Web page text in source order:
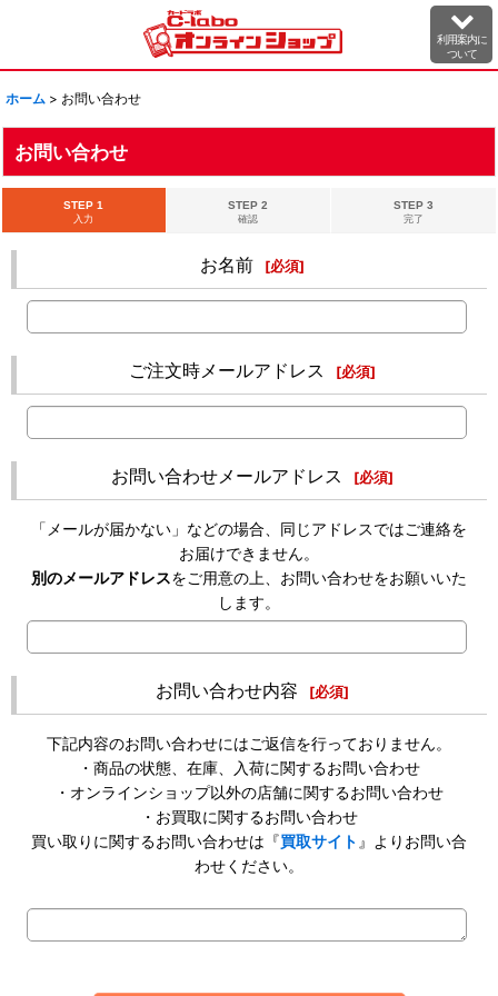
利用案内に
ついて
ホーム > お問い合わせ
お問い合わせ
STEP 1
入力
STEP 2
確認
STEP 3
完了
お名前 [必須]
ご注文時メールアドレス [必須]
お問い合わせメールアドレス [必須]
「メールが届かない」などの場合、同じアドレスではご連絡を
お届けできません。
別のメールアドレスをご用意の上、お問い合わせをお願いいた
します。
お問い合わせ内容 [必須]
下記内容のお問い合わせにはご返信を行っておりません。
・商品の状態、在庫、入荷に関するお問い合わせ
・オンラインショップ以外の店舗に関するお問い合わせ
・お買取に関するお問い合わせ
買い取りに関するお問い合わせは『買取サイト 』よりお問い合
わせください。